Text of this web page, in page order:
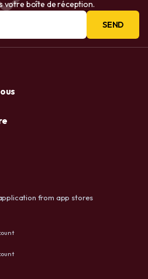
votre boîte de réception.
SEND
from app stores